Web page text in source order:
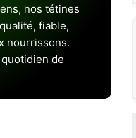
nos tétines
fiable,
nourrissons.
de